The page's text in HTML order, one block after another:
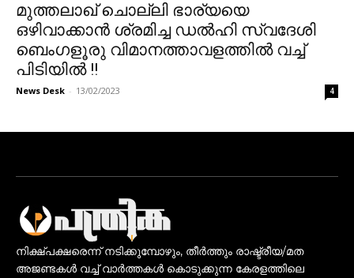
മുത്തലാഖ് ചൊല്ലി ഭാര്യയെ
ഒഴിവാക്കാൻ ശ്രമിച്ച ഡൽഹി സ്വദേശി
ബെംഗളൂരു വിമാനത്താവളത്തിൽ വച്ച്
പിടിയിൽ !!
News Desk - 13/02/2023 4
നിക്ഷ്പക്ഷരെന്ന് നടിക്കുമ്പോഴും, തീർത്തും രാഷ്ട്രീയ/മത
അജണ്ടകൾ വച്ച് വാർത്തകൾ കൊടുക്കുന്ന കേരളത്തിലെ